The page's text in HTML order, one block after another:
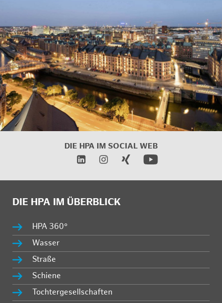
DIE HPA IM SOCIAL WEB
DIE HPA IM ÜBERBLICK
HPA 360°
Wasser
Straße
Schiene
Tochtergesellschaften